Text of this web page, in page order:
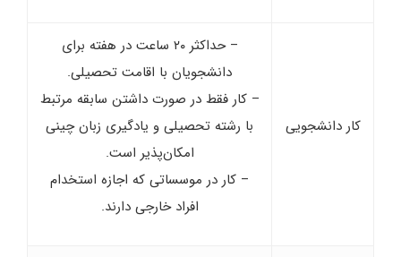
کار دانشجویی
– حداکثر ۲۰ ساعت در هفته برای
دانشجویان با اقامت تحصیلی.
– کار فقط در صورت داشتن سابقه مرتبط
با رشته تحصیلی و یادگیری زبان چینی
امکان‌پذیر است.
– کار در موسساتی که اجازه استخدام
افراد خارجی دارند.